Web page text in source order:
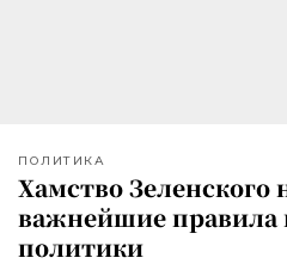
ПОЛИТИКА
Хамство Зеленского
важнейшие правила
политики